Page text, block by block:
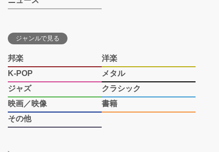
ジャンルで見る
邦楽
洋楽
K-POP
メタル
ジャズ
クラシック
映画／映像
書籍
その他